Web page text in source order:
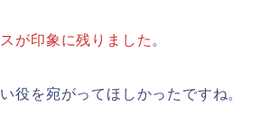
が印象に残りました 。
役を宛がってほしかったですね。